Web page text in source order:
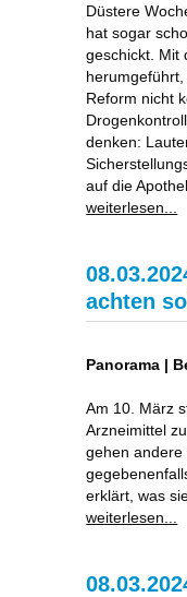
Düstere
hat sogar
geschickt. Mit
Reform nicht
denken:
auf die
weiterlesen...
achten
Panorama |
Am 10. März
Arzneimittel
gehen andere
erklärt, was
weiterlesen...